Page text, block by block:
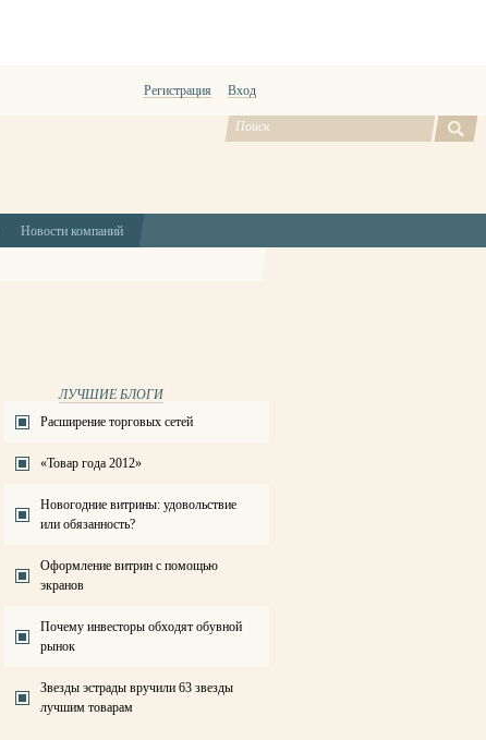
Регистрация Вход
Новости компаний
ЛУЧШИЕ БЛОГИ
Расширение торговых сетей
«Товар года 2012»
Новогодние витрины: удовольствие
или обязанность?
Оформление витрин с помощью
экранов
Почему инвесторы обходят обувной
рынок
Звезды эстрады вручили 63 звезды
лучшим товарам